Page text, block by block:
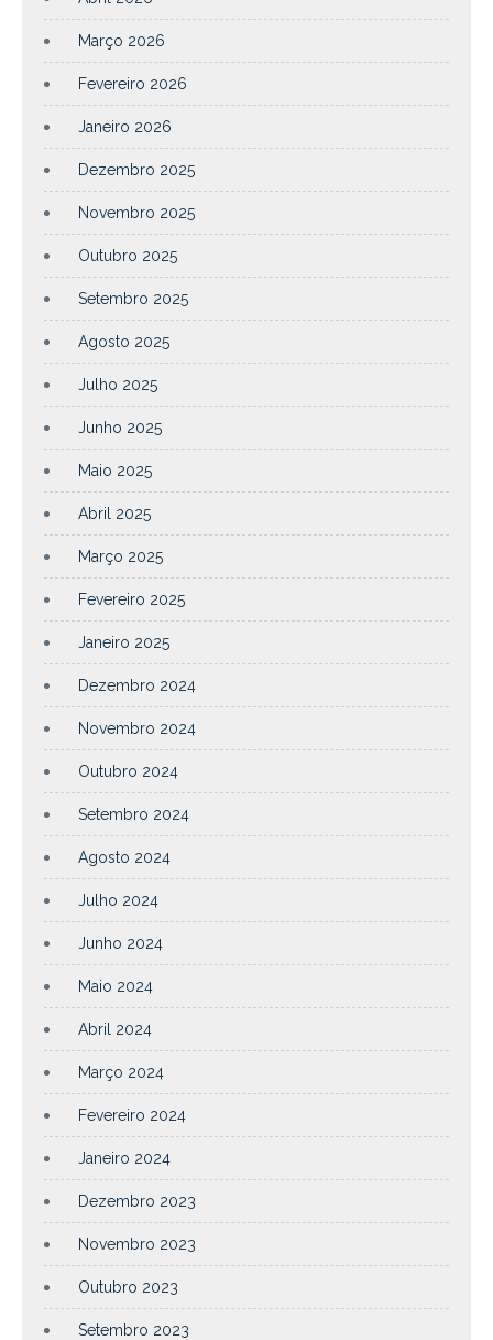
Março 2026
Fevereiro 2026
Janeiro 2026
Dezembro 2025
Novembro 2025
Outubro 2025
Setembro 2025
Agosto 2025
Julho 2025
Junho 2025
Maio 2025
Abril 2025
Março 2025
Fevereiro 2025
Janeiro 2025
Dezembro 2024
Novembro 2024
Outubro 2024
Setembro 2024
Agosto 2024
Julho 2024
Junho 2024
Maio 2024
Abril 2024
Março 2024
Fevereiro 2024
Janeiro 2024
Dezembro 2023
Novembro 2023
Outubro 2023
Setembro 2023